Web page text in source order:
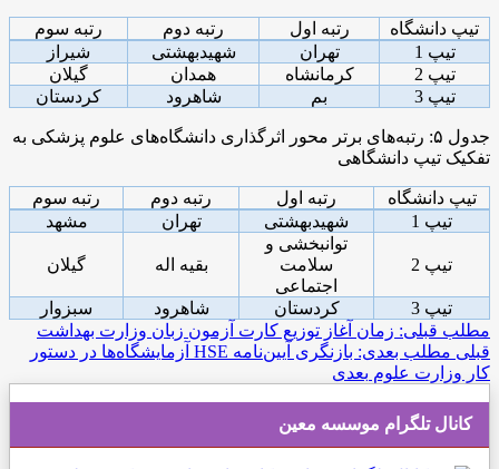
تیپ دانشگاه رتبه اول رتبه دوم
رتبه سوم
تیپ 1
تهران شهیدبهشتی
شیراز
تیپ 2
کرمانشاه همدان
گیلان
تیپ 3
بم شاهرود کردستان
جدول ۵: رتبه‌های برتر محور اثرگذاری دانشگاه‌های علوم پزشکی به
تفکیک تیپ دانشگاهی
تیپ دانشگاه رتبه اول رتبه دوم
رتبه سوم
تیپ 1
شهیدبهشتی تهران مشهد
تیپ 2
توانبخشی و
سلامت
اجتماعی
بقیه اله گیلان
تیپ 3 کردستان شاهرود
سبزوار
مطلب قبلی: زمان آغاز توزیع کارت آزمون زبان وزارت بهداشت
قبلی
مطلب بعدی: بازنگری آیین‌نامه HSE آزمایشگاه‌ها در دستور
کار وزارت علوم بعدی
کانال تلگرام موسسه معین